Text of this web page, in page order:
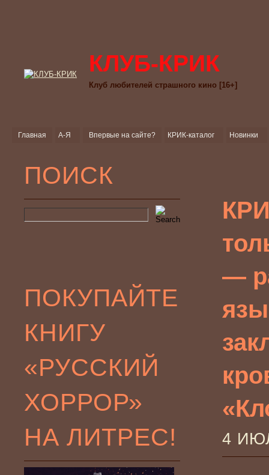
КЛУБ-КРИК
Клуб любителей страшного кино [16+]
Главная А-Я Впервые на сайте? КРИК-каталог Новинки
ПОИСК
ПОКУПАЙТЕ
КНИГУ
«РУССКИЙ
ХОРРОР»
НА ЛИТРЕС!
—
4